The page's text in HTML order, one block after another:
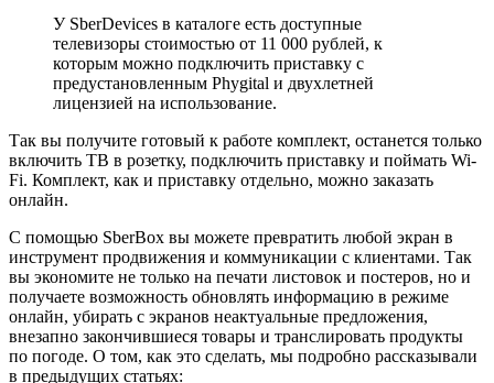
У SberDevices в каталоге есть доступные
телевизоры стоимостью от 11 000 рублей, к
которым можно подключить приставку с
предустановленным Phygital и двухлетней
лицензией на использование.
Так вы получите готовый к работе комплект, останется только
включить ТВ в розетку, подключить приставку и поймать Wi-
Fi. Комплект, как и приставку отдельно, можно заказать
онлайн.
С помощью SberBox вы можете превратить любой экран в
инструмент продвижения и коммуникации с клиентами. Так
вы экономите не только на печати листовок и постеров, но и
получаете возможность обновлять информацию в режиме
онлайн, убирать с экранов неактуальные предложения,
внезапно закончившиеся товары и транслировать продукты
по погоде. О том, как это сделать, мы подробно рассказывали
в предыдущих статьях: